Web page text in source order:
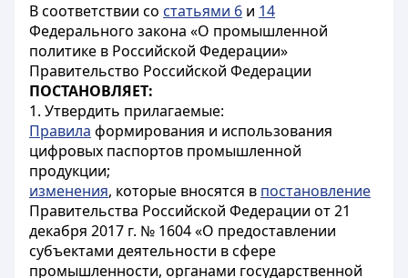
В соответствии со статьями 6 и 14
Федерального закона «О промышленной
политике в Российской Федерации»
Правительство Российской Федерации
ПОСТАНОВЛЯЕТ:
1. Утвердить прилагаемые:
Правила формирования и использования
цифровых паспортов промышленной
продукции;
изменения, которые вносятся в постановление
Правительства Российской Федерации от 21
декабря 2017 г. № 1604 «О предоставлении
субъектами деятельности в сфере
промышленности, органами государственной